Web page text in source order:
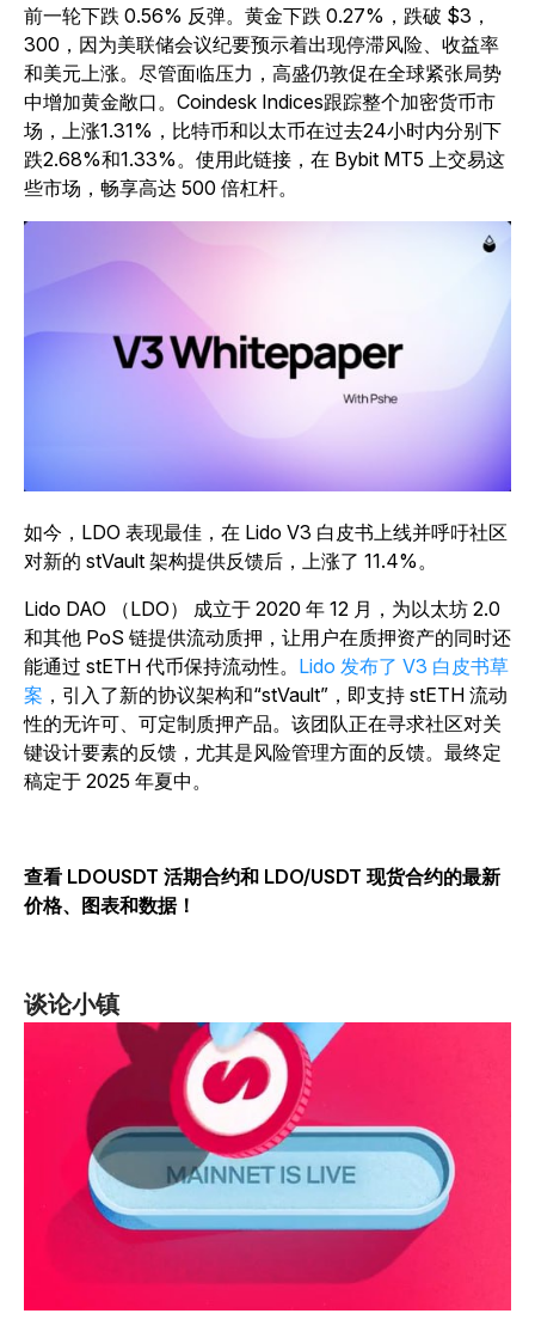
前一轮下跌 0.56% 反弹。黄金下跌 0.27%，跌破 $3，
300，因为美联储会议纪要预示着出现停滞风险、收益率
和美元上涨。尽管面临压力，高盛仍敦促在全球紧张局势
中增加黄金敞口。Coindesk Indices跟踪整个加密货币市
场，上涨1.31%，比特币和以太币在过去24小时内分别下
跌2.68%和1.33%。使用此链接，在 Bybit MT5 上交易这
些市场，畅享高达 500 倍杠杆。
如今，LDO 表现最佳，在 Lido V3 白皮书上线并呼吁社区
对新的 stVault 架构提供反馈后，上涨了 11.4%。
Lido DAO （LDO） 成立于 2020 年 12 月，为以太坊 2.0
和其他 PoS 链提供流动质押，让用户在质押资产的同时还
能通过 stETH 代币保持流动性。 Lido 发布了 V3 白皮书草
案 ，引入了新的协议架构和“stVault”，即支持 stETH 流动
性的无许可、可定制质押产品。该团队正在寻求社区对关
键设计要素的反馈，尤其是风险管理方面的反馈。最终定
稿定于 2025 年夏中。
查看 LDOUSDT 活期合约和 LDO/USDT 现货合约的最新
价格、图表和数据！
谈论小镇